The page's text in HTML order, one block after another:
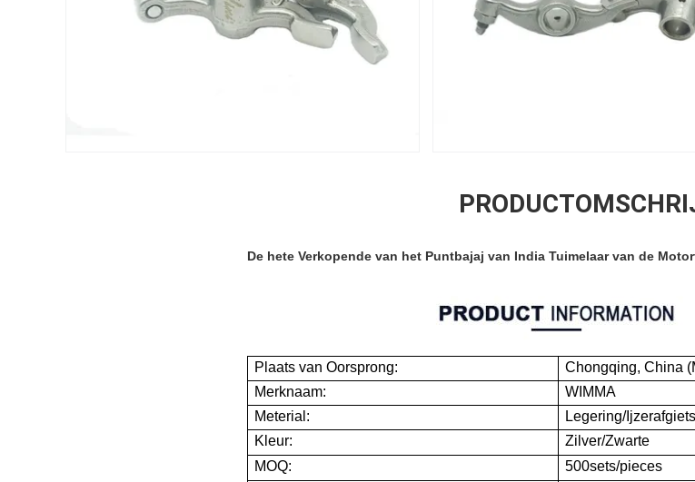
De hete Verkopende van het Puntbajaj van India Tuimelaar van de
Plaats van Oorsprong:
Chongqing, China
Merknaam:
WIMMA
Meterial:
Legering/
Kleur:
Zilver/Zwarte
MOQ:
500sets/pieces